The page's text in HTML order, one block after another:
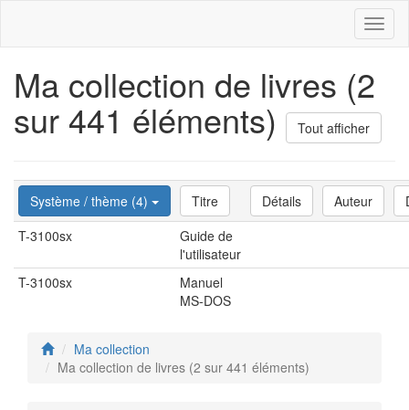
Ma collection de livres (2
sur 441 éléments) Tout afficher
Système / thème (4) Titre Détails Auteur
T-3100sx
Guide de
l'utilisateur
T-3100sx
Manuel
MS-DOS
Ma collection
Ma collection de livres (2 sur 441 éléments)